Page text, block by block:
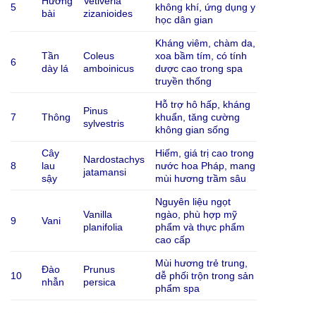
5
bài
zizanioides
không khí, ứng dụng y
học dân gian
6
Tần
dày lá
Coleus
amboinicus
Kháng viêm, chàm da,
xoa bầm tím, có tính
dược cao trong spa
truyền thống
7 Thông
Pinus
sylvestris
Hỗ trợ hô hấp, kháng
khuẩn, tăng cường
không gian sống
8
Cây
lau
sậy
Nardostachys
jatamansi
Hiếm, giá trị cao trong
nước hoa Pháp, mang
mùi hương trầm sâu
9 Vani
Vanilla
planifolia
Nguyên liệu ngọt
ngào, phù hợp mỹ
phẩm và thực phẩm
cao cấp
10
Đào
nhẫn
Prunus
persica
Mùi hương trẻ trung,
dễ phối trộn trong sản
phẩm spa